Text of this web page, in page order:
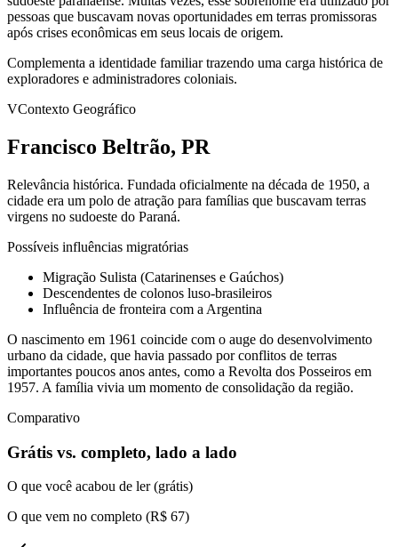
pessoas que buscavam novas oportunidades em terras promissoras
após crises econômicas em seus locais de origem.
Complementa a identidade familiar trazendo uma carga histórica de
exploradores e administradores coloniais.
VContexto Geográfico
Francisco Beltrão, PR
Relevância histórica. Fundada oficialmente na década de 1950, a
cidade era um polo de atração para famílias que buscavam terras
virgens no sudoeste do Paraná.
Possíveis influências migratórias
Migração Sulista (Catarinenses e Gaúchos)
Descendentes de colonos luso-brasileiros
Influência de fronteira com a Argentina
O nascimento em 1961 coincide com o auge do desenvolvimento
urbano da cidade, que havia passado por conflitos de terras
importantes poucos anos antes, como a Revolta dos Posseiros em
1957. A família vivia um momento de consolidação da região.
Comparativo
Grátis vs. completo, lado a lado
O que você acabou de ler (grátis)
O que vem no completo (R$ 67)